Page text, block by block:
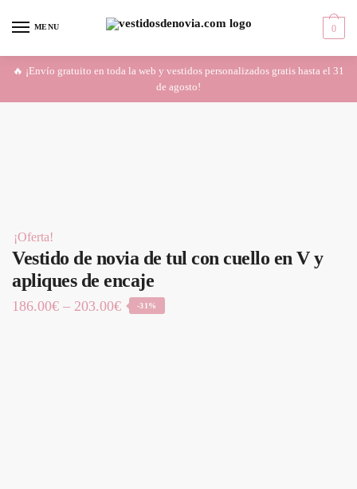
MENU 0
🔥 ¡Envío gratuito en toda la web y vestidos personalizados gratis hasta el 31
de agosto!
¡Oferta!
Vestido de novia de tul con cuello en V y
apliques de encaje
186.00€ – 203.00€ -31%